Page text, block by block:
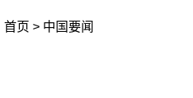
首页 > 中国要闻